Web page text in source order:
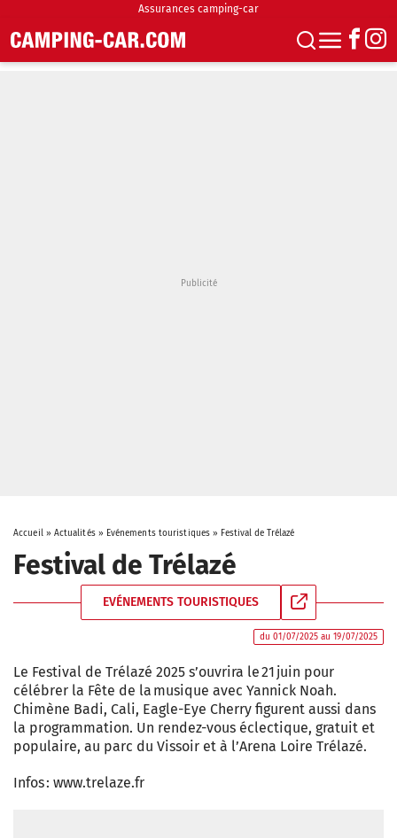
Assurances camping-car
Accueil» Actualités» Evénements touristiques » Festival de Trélazé
Festival de Trélazé
EVÉNEMENTS TOURISTIQUES
du 01/07/2025 au 19/07/2025
Le Festival de Trélazé 2025 s’ouvrira le 21 juin pour
célébrer la Fête de la musique avec Yannick Noah.
Chimène Badi, Cali, Eagle-Eye Cherry figurent aussi dans
la programmation. Un rendez-vous éclectique, gratuit et
populaire, au parc du Vissoir et à l’Arena Loire Trélazé.
Infos : www.trelaze.fr